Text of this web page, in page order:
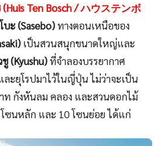
Ten Bosch / ハウステンボ
บะ (Sasebo)ทางตอนเหนือของ
เป็นสวนสนุกขนาดใหญ่และ
(Kyushu)ที่จำลองบรรยากาศ
ะยุโรปมาไว้ในญี่ปุ่น ไม่ว่าจะเป็น
ท กังหันลม คลอง และสวนดอกไม้
ซนหลัก และ 10 โซนย่อย ได้แก่